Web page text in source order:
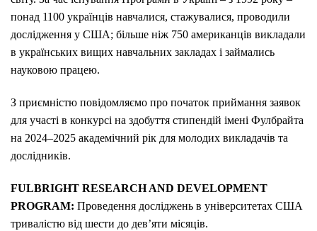
понад 1100 українців навчалися, стажувалися, проводили
дослідження у США; більше ніж 750 американців викладали
в українських вищих навчальних закладах і займались
науковою працею.
З приємністю повідомляємо про початок приймання заявок
для участі в конкурсі на здобуття стипендій імені Фулбрайта
на 2024–2025 академічний рік для молодих викладачів та
дослідників.
FULBRIGHT RESEARCH AND DEVELOPMENT
PROGRAM: Проведення досліджень в університетах США
тривалістю від шести до дев’яти місяців.